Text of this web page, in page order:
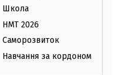
Школа
НМТ 2026
Саморозвиток
Навчання за кордоном